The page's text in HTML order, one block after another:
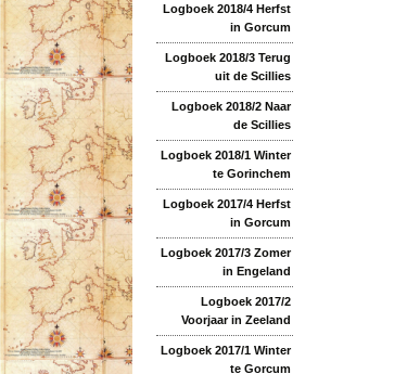
Logboek 2018/4 Herfst
in Gorcum
Logboek 2018/3 Terug
uit de Scillies
Logboek 2018/2 Naar
de Scillies
Logboek 2018/1 Winter
te Gorinchem
Logboek 2017/4 Herfst
in Gorcum
Logboek 2017/3 Zomer
in Engeland
Logboek 2017/2
Voorjaar in Zeeland
Logboek 2017/1 Winter
te Gorcum